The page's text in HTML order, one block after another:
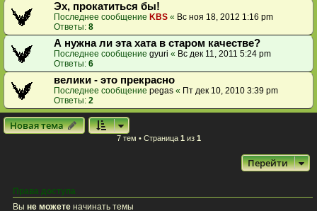
Эх, прокатиться бы!
Последнее сообщение KBS « Вс ноя 18, 2012 1:16 pm
Ответы: 8
А нужна ли эта хата в старом качестве?
Последнее сообщение gyuri « Вс дек 11, 2011 5:24 pm
Ответы: 6
велики - это прекрасно
Последнее сообщение pegas « Пт дек 10, 2010 3:39 pm
Ответы: 2
Новая тема
7 тем • Страница 1 из 1
Перейти
Права доступа
Вы не можете начинать темы